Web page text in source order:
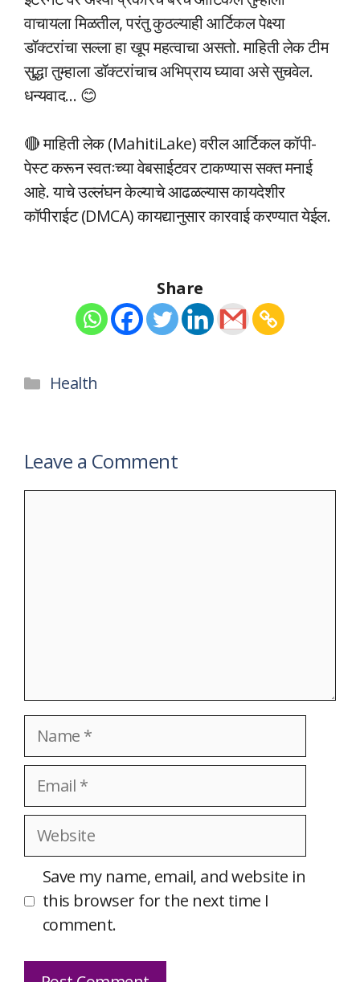
वाचायला मिळतील, परंतु कुठल्याही आर्टिकल पेक्ष्या
डॉक्टरांचा सल्ला हा खूप महत्वाचा असतो. माहिती लेक टीम
सुद्धा तुम्हाला डॉक्टरांचाच अभिप्राय घ्यावा असे सुचवेल.
धन्यवाद… 😊
🔴 माहिती लेक (MahitiLake) वरील आर्टिकल कॉपी-
पेस्ट करून स्वतःच्या वेबसाईटवर टाकण्यास सक्त मनाई
आहे. याचे उल्लंघन केल्याचे आढळल्यास कायदेशीर
कॉपीराईट (DMCA) कायद्यानुसार कारवाई करण्यात येईल.
Share
Categories
Health
Leave a Comment
Name
Email
Website
Save my name, email, and website in
this browser for the next time I
comment.